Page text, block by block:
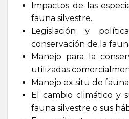
Impactos de las
fauna silvestre.
Legislación y
conservación de la
Manejo para la
utilizadas
Manejo ex situ de
El cambio climático y
fauna silvestre o sus